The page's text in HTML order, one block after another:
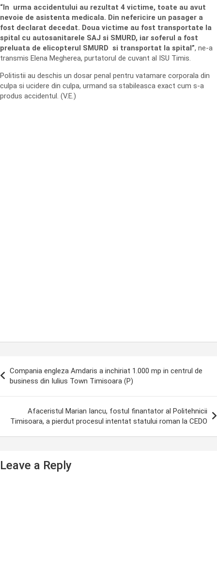
“In urma accidentului au rezultat 4 victime, toate au avut
nevoie de asistenta medicala. Din nefericire un pasager a
fost declarat decedat. Doua victime au fost transportate la
spital cu autosanitarele SAJ si SMURD, iar soferul a fost
preluata de elicopterul SMURD si transportat la spital”, ne-a
transmis Elena Megherea, purtatorul de cuvant al ISU Timis.
Politistii au deschis un dosar penal pentru vatamare corporala din
culpa si ucidere din culpa, urmand sa stabileasca exact cum s-a
produs accidentul. (V.E.)
Compania engleza Amdaris a inchiriat 1.000 mp in centrul de
business din Iulius Town Timisoara (P)
Afaceristul Marian Iancu, fostul finantator al Politehnicii
Timisoara, a pierdut procesul intentat statului roman la CEDO
Leave a Reply